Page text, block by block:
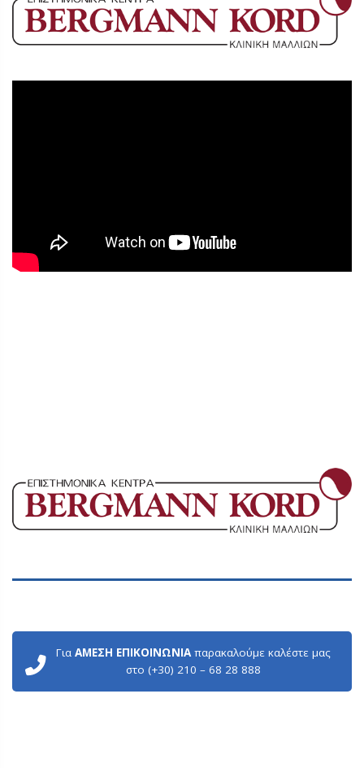
Για ΑΜΕΣΗ ΕΠΙΚΟΙΝΩΝΙΑπαρακαλούμε καλέστε μας
στο (+30) 210 – 68 28 888